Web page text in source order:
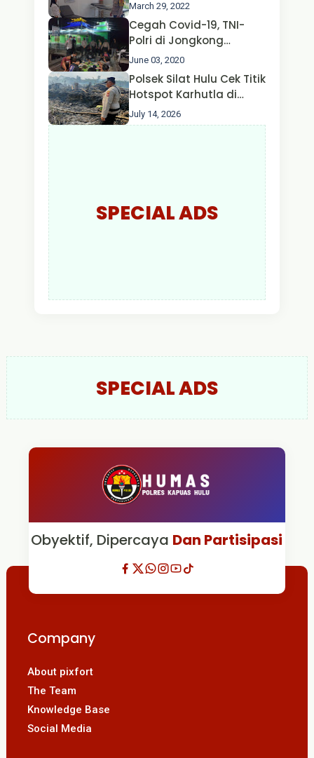
Pengecekan Oksigen
March 29, 2022
Cegah Covid-19, TNI-
Polri di Jongkong
Himbau Masyarakat
Jangan Kumpul Hinga
Larut Malam.
June 03, 2020
Polsek Silat Hulu Cek Titik
Hotspot Karhutla di
Desa Nanga Dangkan,
Api Ditemukan Sudah
July 14, 2026
SPECIAL ADS
SPECIAL ADS
Obyektif, Dipercaya Dan Partisipasi
Company
About pixfort
The Team
Knowledge Base
Social Media